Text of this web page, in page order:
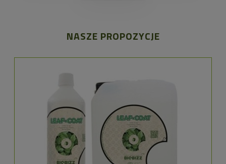
NASZE PROPOZYCJE